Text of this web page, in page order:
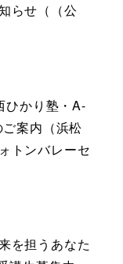
らせ（（公
ひかり塾・A-
案内（浜松
トンバレーセ
を担うあなた